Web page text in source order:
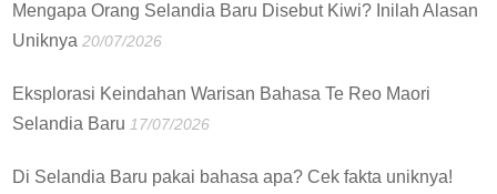
Mengapa Orang Selandia Baru Disebut Kiwi? Inilah Alasan
Uniknya 20/07/2026
Eksplorasi Keindahan Warisan Bahasa Te Reo Maori
Selandia Baru 17/07/2026
Di Selandia Baru pakai bahasa apa? Cek fakta uniknya!